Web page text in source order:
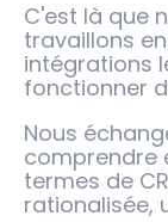
C'est là que
travaillons
intégrations
fonctionner
Nous
comprendre
termes de
rationalisée,